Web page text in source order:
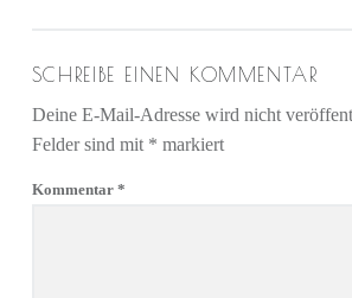
SCHREIBE EINEN KOMMENTAR
Deine E-Mail-Adresse wird nicht
Felder sind mit * markiert
Kommentar *